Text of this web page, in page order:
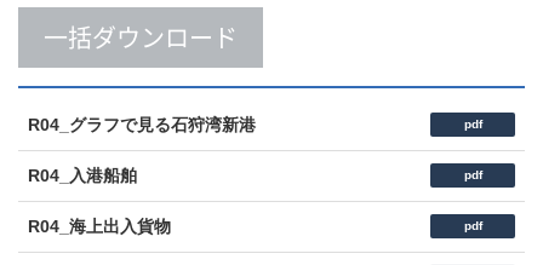
一括ダウンロード
R04_グラフで見る石狩湾新港 pdf
R04_入港船舶 pdf
R04_海上出入貨物 pdf